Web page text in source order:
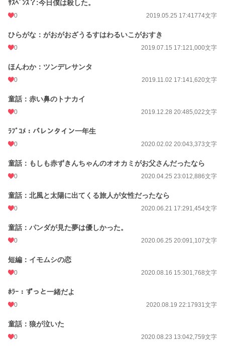
ｻｽﾍﾟﾝｽ？:今日僕は殺した。
0 2019.05.25 17:41774文字
ひらがな：がおがおざうるすはわるいこがおすき
0 2019.07.15 17:121,000文字
ほんわか：ツンデレサンタ
0 2019.11.02 17:141,620文字
童話：赤い鼻のトナカイ
0 2019.12.28 20:485,022文字
ﾗﾌﾞｺﾒ：バレンタイン一年生
0 2020.02.02 20:043,373文字
童話：もしも赤ずきんちゃんのオオカミがお父さんだったなら
0 2020.04.25 23:012,886文字
童話：北風と太陽に出てくる旅人が女性だったなら
0 2020.06.21 17:291,454文字
童話：パンダが見た夢は優しかった。
0 2020.06.25 20:091,107文字
短編：イモムシの恋
0 2020.08.16 15:301,768文字
ﾎﾗｰ：ずっと一緒だよ
0 2020.08.19 22:17931文字
童話：狼が泣いた
0 2020.08.23 13:042,759文字